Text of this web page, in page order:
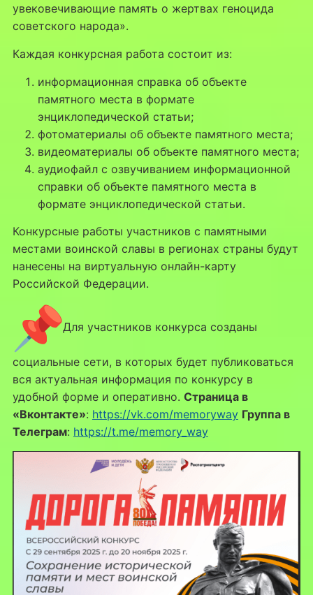
увековечивающие память о жертвах геноцида
советского народа».
Каждая конкурсная работа состоит из:
информационная справка об объекте
памятного места в формате
энциклопедической статьи;
фотоматериалы об объекте памятного места;
видеоматериалы об объекте памятного места;
аудиофайл с озвучиванием информационной
справки об объекте памятного места в
формате энциклопедической статьи.
Конкурсные работы участников с памятными
местами воинской славы в регионах страны будут
нанесены на виртуальную онлайн-карту
Российской Федерации.
Для участников конкурса созданы
социальные сети, в которых будет публиковаться
вся актуальная информация по конкурсу в
удобной форме и оперативно. Страница в
«Вконтакте»: https://vk.com/memoryway Группа в
Телеграм: https://t.me/memory_way